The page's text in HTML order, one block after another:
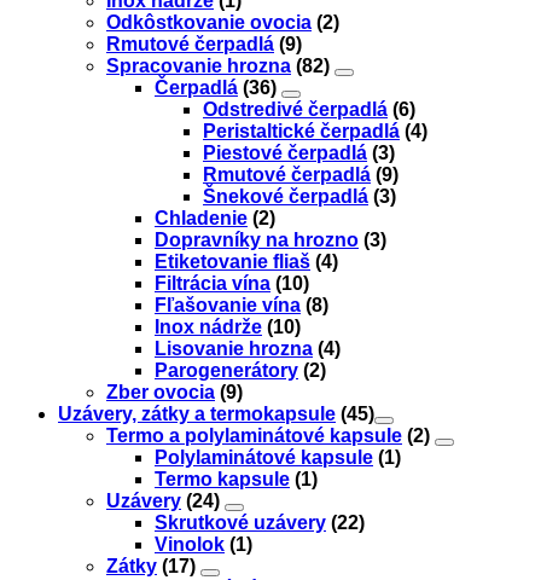
Odkôstkovanie ovocia (2)
Rmutové čerpadlá (9)
Spracovanie hrozna (82)
Čerpadlá (36)
Odstredivé čerpadlá (6)
Peristaltické čerpadlá (4)
Piestové čerpadlá (3)
Rmutové čerpadlá (9)
Šnekové čerpadlá (3)
Chladenie (2)
Dopravníky na hrozno (3)
Etiketovanie fliaš (4)
Filtrácia vína (10)
Fľašovanie vína (8)
Inox nádrže (10)
Lisovanie hrozna (4)
Parogenerátory (2)
Zber ovocia (9)
Uzávery, zátky a termokapsule (45)
Termo a polylaminátové kapsule (2)
Polylaminátové kapsule (1)
Termo kapsule (1)
Uzávery (24)
Skrutkové uzávery (22)
Vinolok (1)
Zátky (17)